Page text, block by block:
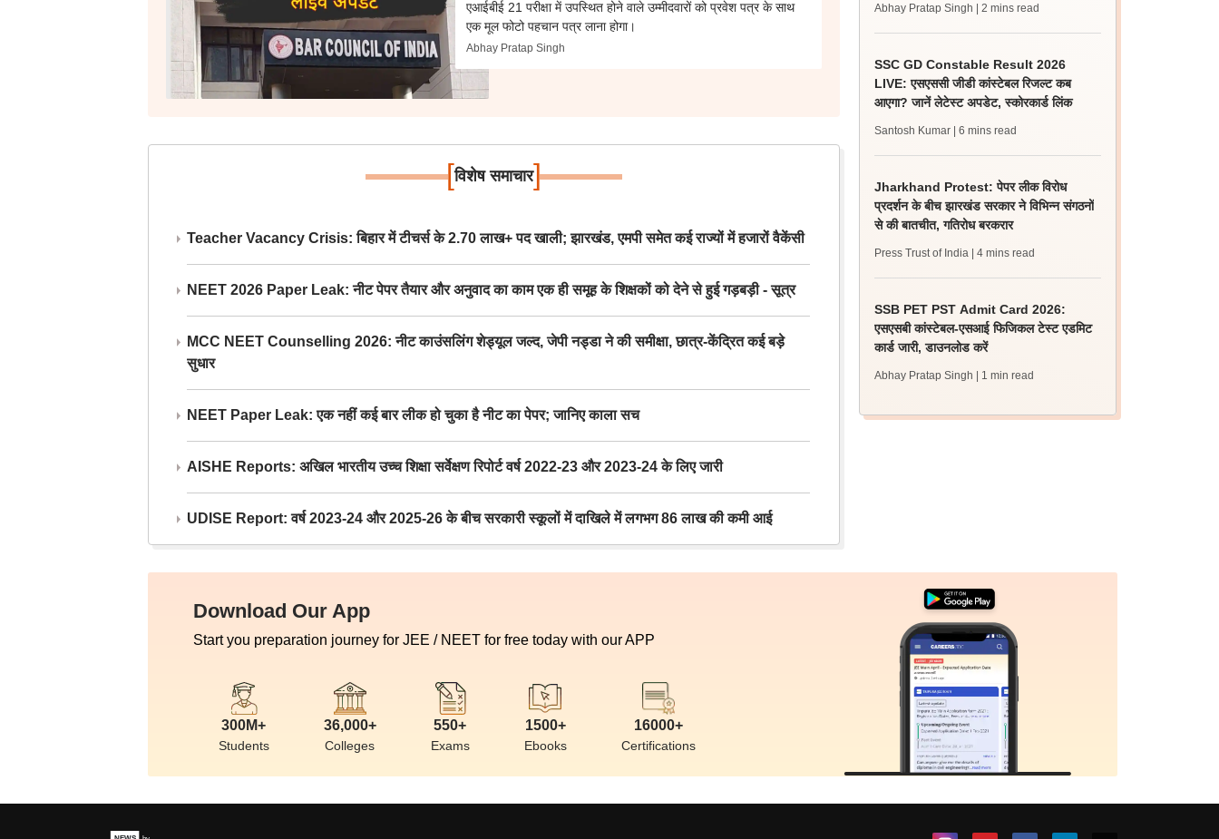
एआईबीई 21 परीक्षा में उपस्थित होने वाले उम्मीदवारों को प्रवेश पत्र के साथ
एक मूल फोटो पहचान पत्र लाना होगा।
Abhay Pratap Singh
[विशेष समाचार]
Teacher Vacancy Crisis: बिहार में टीचर्स के 2.70 लाख+ पद खाली; झारखंड, एमपी समेत कई राज्यों में हजारों वैकेंसी
NEET 2026 Paper Leak: नीट पेपर तैयार और अनुवाद का काम एक ही समूह के शिक्षकों को देने से हुई गड़बड़ी - सूत्र
MCC NEET Counselling 2026: नीट काउंसलिंग शेड्यूल जल्द, जेपी नड्डा ने की समीक्षा, छात्र-केंद्रित कई बड़े
सुधार
NEET Paper Leak: एक नहीं कई बार लीक हो चुका है नीट का पेपर; जानिए काला सच
AISHE Reports: अखिल भारतीय उच्च शिक्षा सर्वेक्षण रिपोर्ट वर्ष 2022-23 और 2023-24 के लिए जारी
UDISE Report: वर्ष 2023-24 और 2025-26 के बीच सरकारी स्कूलों में दाखिले में लगभग 86 लाख की कमी आई
Abhay Pratap Singh | 2 mins read
SSC GD Constable Result 2026
LIVE: एसएससी जीडी कांस्टेबल रिजल्ट कब
आएगा? जानें लेटेस्ट अपडेट, स्कोरकार्ड लिंक
Santosh Kumar | 6 mins read
Jharkhand Protest: पेपर लीक विरोध
प्रदर्शन के बीच झारखंड सरकार ने विभिन्न संगठनों
से की बातचीत, गतिरोध बरकरार
Press Trust of India | 4 mins read
SSB PET PST Admit Card 2026:
एसएसबी कांस्टेबल-एसआई फिजिकल टेस्ट एडमिट
कार्ड जारी, डाउनलोड करें
Abhay Pratap Singh | 1 min read
Download Our App
Start you preparation journey for JEE / NEET for free today with our APP
300M+
Students
36,000+
Colleges
550+
Exams
1500+
Ebooks
16000+
Certifications